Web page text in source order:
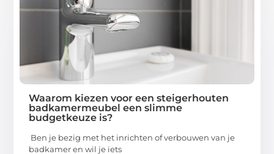
Waarom kiezen voor een steigerhouten
badkamermeubel een slimme
budgetkeuze is?
Ben je bezig met het inrichten of verbouwen van je
badkamer en wil je iets